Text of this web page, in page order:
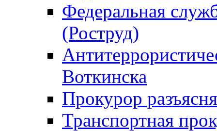
Федеральная
(Роструд)
Воткинска
Прокурор
Транспортная